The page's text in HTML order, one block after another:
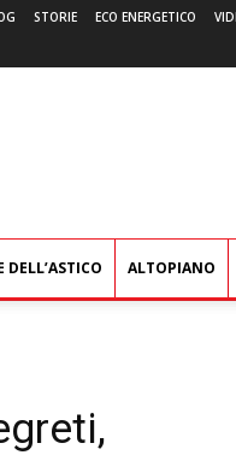
STORIE ECO ENERGETICO
DELL’ASTICO ALTOPIANO